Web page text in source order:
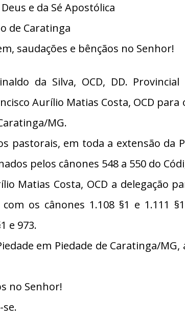
e da Sé Apostólica
de Caratinga
saudações e bênçãos no Senhor!
da Silva, OCD, DD.
Aurílio Matias Costa, OCD
MG.
pastorais, em toda a extensão da
pelos cânones 548 a 550 do
Matias Costa, OCD a delegação
os cânones 1.108 §1 e 1.111
e 973.
em Piedade de Caratinga/
no Senhor!